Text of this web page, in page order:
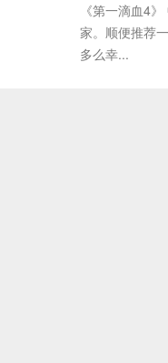
《第一滴血4
家。顺便推荐
多么幸...